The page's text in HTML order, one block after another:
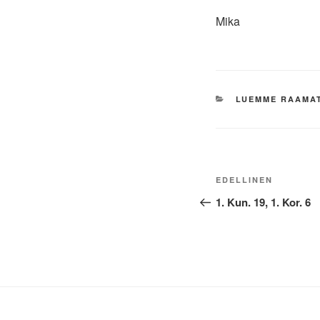
Mika
KATEGORIAT
LUEMME
Artikkelien
selaus
Edellinen
artikkeli
EDELLINEN
1. Kun. 19, 1. Kor. 6